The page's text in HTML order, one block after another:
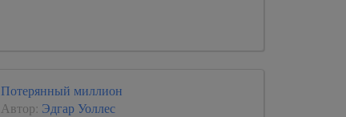
Потерянный миллион
Автор: Эдгар Уоллес